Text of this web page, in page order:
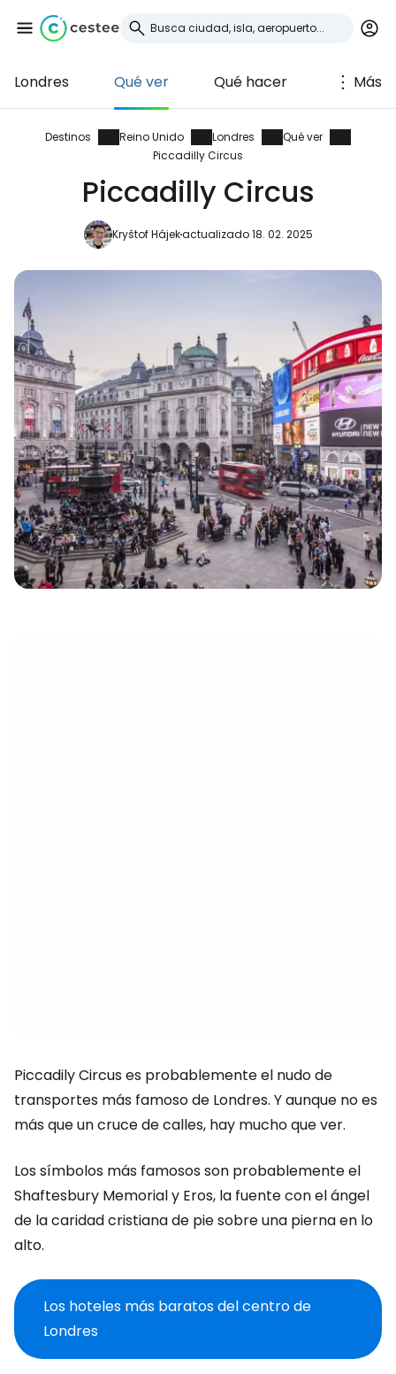
Londres Qué ver Qué hacer Más
Destinos Reino Unido Londres
Qué ver
Piccadilly Circus
Piccadilly Circus
Kryštof Hájekactualizado 18. 02. 2025
Piccadily Circus es probablemente el nudo de
transportes más famoso de Londres. Y aunque no es
más que un cruce de calles, hay mucho que ver.
Los símbolos más famosos son probablemente el
Shaftesbury Memorial y Eros, la fuente con el ángel
de la caridad cristiana de pie sobre una pierna en lo
alto.
Los hoteles más baratos del centro de
Londres
Iniciar sesión en
Cestee
... la comunidad mundial de viajeros
Continuar con Google
Continuar con Email